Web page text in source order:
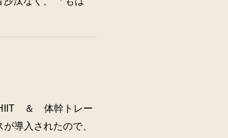
HIIT ＆ 体幹トレー
導入されたので、